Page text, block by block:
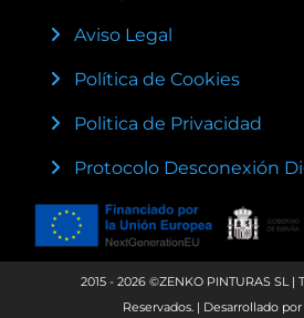
Aviso Legal
Política de Cookies
Politica de Privacidad
Protocolo Desconexión
2015 - 2026 ©ZENKO PINTURAS SL |
Reservados. | Desarrollado por